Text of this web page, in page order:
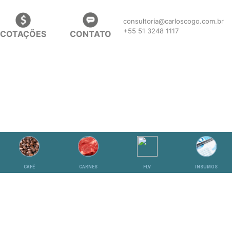
COTAÇÕES CONTATO
consultoria@carloscogo.com.br
+55 51 3248 1117
CAFÉ CARNES FLV INSUMOS